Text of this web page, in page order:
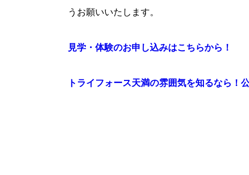
うお願いいたします。
見学・体験のお申し込みはこちらから！
トライフォース天満の雰囲気を知るなら！